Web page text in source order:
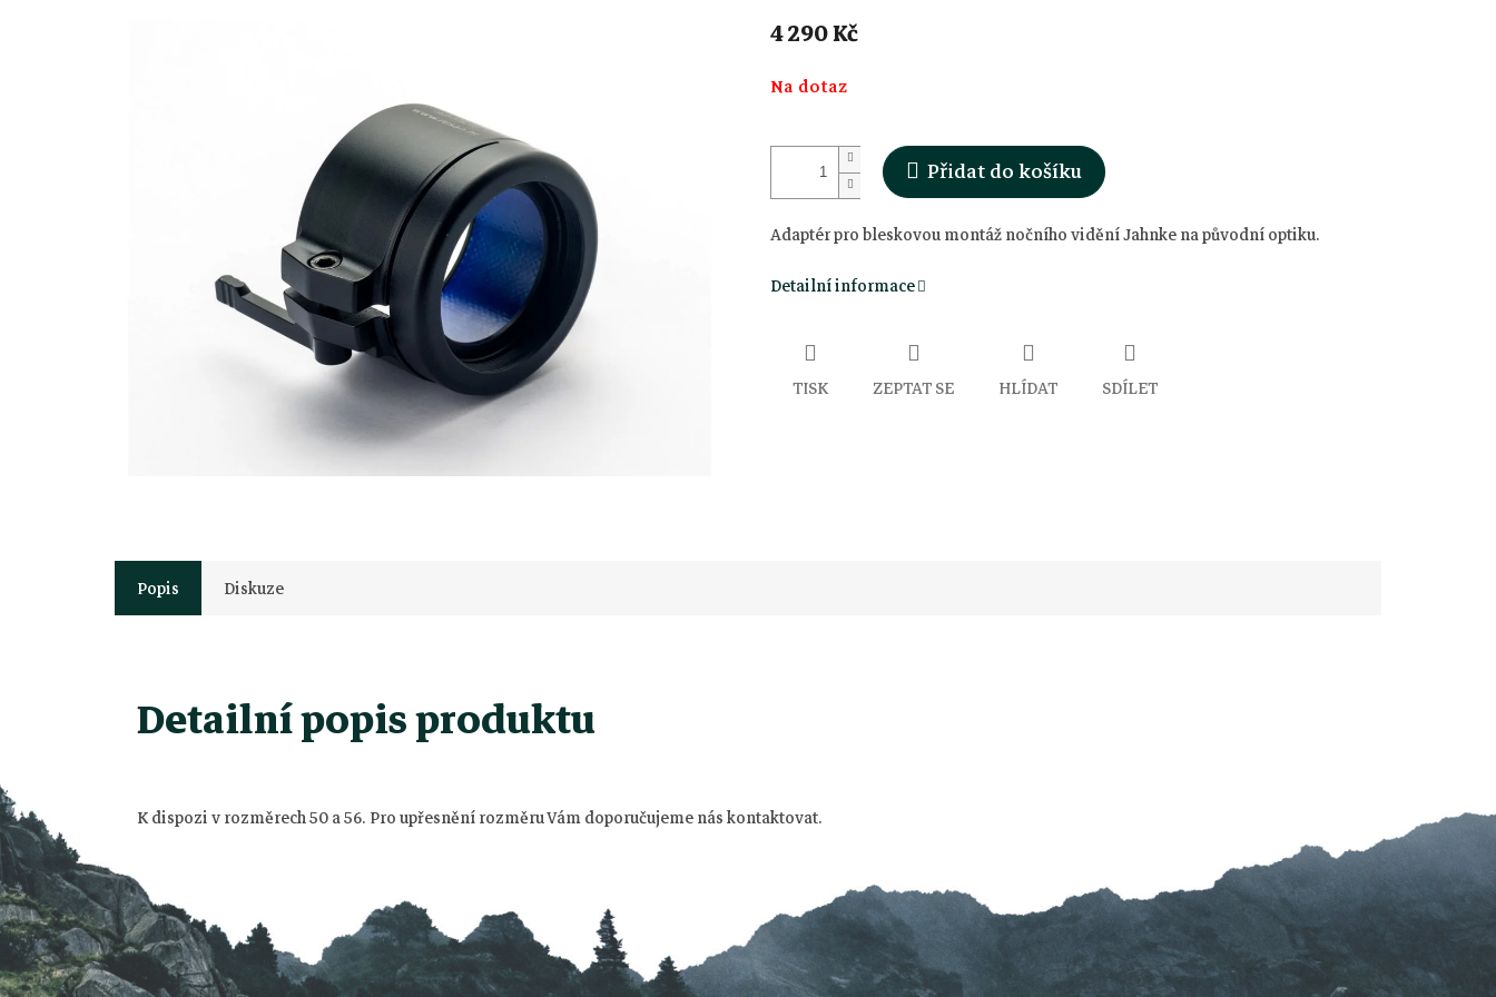
4 290 Kč
Měrná
cena:
Na dotaz
Přidat do košíku
Adaptér pro bleskovou montáž nočního vidění Jahnke na původní optiku.
Detailní informace
TISK ZEPTAT SE HLÍDAT SDÍLET
Popis Diskuze
Detailní popis produktu
K dispozi v rozměrech 50 a 56. Pro upřesnění rozměru Vám doporučujeme nás kontaktovat.
p
a
t
í